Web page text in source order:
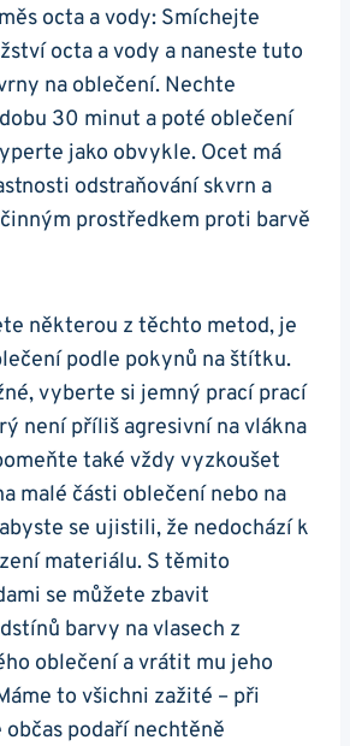
octa a vody: Smíchejte
octa a vody a naneste tuto
na oblečení. Nechte
30 minut a poté oblečení
jako obvykle. Ocet má
odstraňování skvrn a
prostředkem proti barvě
některou z těchto metod, je
podle pokynů na štítku.
vyberte si jemný prací prací
není příliš agresivní na vlákna
také vždy vyzkoušet
malé části oblečení nebo na
se ujistili, že nedochází k
materiálu. S těmito
se můžete zbavit
barvy na vlasech z
oblečení a vrátit mu jeho
to všichni zažité – při
občas podaří nechtěně